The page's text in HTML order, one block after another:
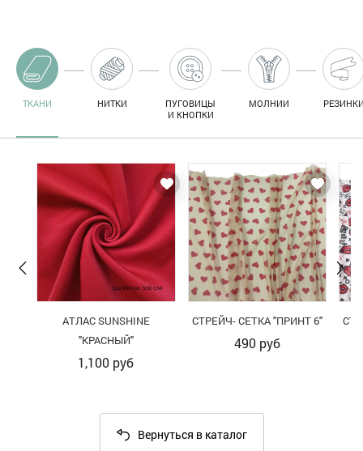
ТКАНИ НИТКИ
ПУГОВИЦЫ
И КНОПКИ
МОЛНИИ
АТЛАС SUNSHINE
"КРАСНЫЙ"
1,100 руб
СТРЕЙЧ- СЕТКА "ПРИНТ 6"
490руб
Вернуться в каталог